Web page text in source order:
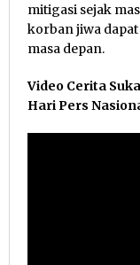
mitigasi sejak
korban jiwa
masa depan.
Video Cerita
Hari Pers